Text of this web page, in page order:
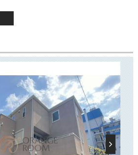
。
「マルエツ」「赤札堂」などのスーパーマ
」などのコンビニエンスストア、「ウェル
どのドラッグストアなどがございます。